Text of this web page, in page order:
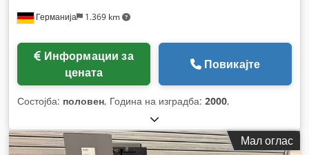
Германија 1.369 km
цената
Повикајте
Состојба: половен, Година на изградба: 2000,
Мал оглас